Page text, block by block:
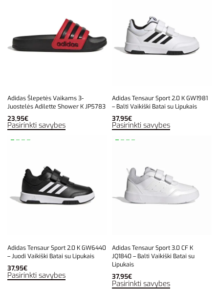
Adidas Šlepetės Vaikams 3-
Juostelės Adilette Shower K JP5783
23,95€
Pasirinkti savybes
Adidas Tensaur Sport 2.0 K GW1981
– Balti Vaikiški Batai su Lipukais
37,95€
Pasirinkti savybes
Adidas Tensaur Sport 2.0 K GW6440
– Juodi Vaikiški Batai su Lipukais
37,95€
Pasirinkti savybes
Adidas Tensaur Sport 3.0 CF K
JQ1840 – Balti Vaikiški Batai su
Lipukais
37,95€
Pasirinkti savybes